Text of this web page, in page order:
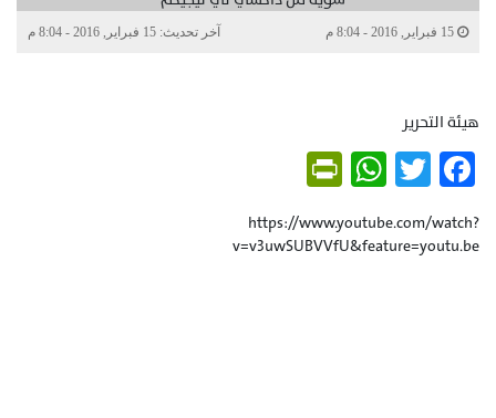
آخر تحديث: 15 فبراير, 2016 - 8:04 م
هيئة التحرير
Facebook
Twitter
WhatsApp
https://www.youtube.com/watch?
v=v3uwSUBVVfU&feature=youtu.be